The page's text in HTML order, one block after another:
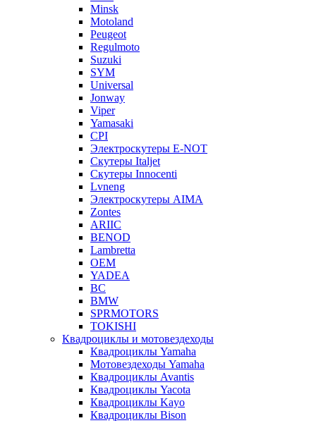
Minsk
Motoland
Peugeot
Regulmoto
Suzuki
SYM
Universal
Jonway
Viper
Yamasaki
CPI
Электроскутеры E-NOT
Скутеры Italjet
Скутеры Innocenti
Lvneng
Электроскутеры AIMA
Zontes
ARIIC
BENOD
Lambretta
OEM
YADEA
BC
BMW
SPRMOTORS
TOKISHI
Квадроциклы и мотовездеходы
Квадроциклы Yamaha
Мотовездеходы Yamaha
Квадроциклы Avantis
Квадроциклы Yacota
Квадроциклы Kayo
Квадроциклы Bison